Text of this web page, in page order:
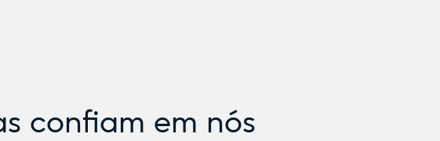
confiam em nós